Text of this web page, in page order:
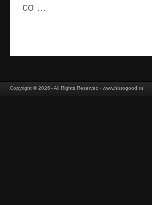
со ...
Copyright © 2026 - All Rights Reserved - www.histogood.ru